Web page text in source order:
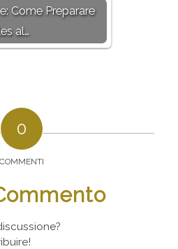
Come Preparare
al…
0
COMMENTI